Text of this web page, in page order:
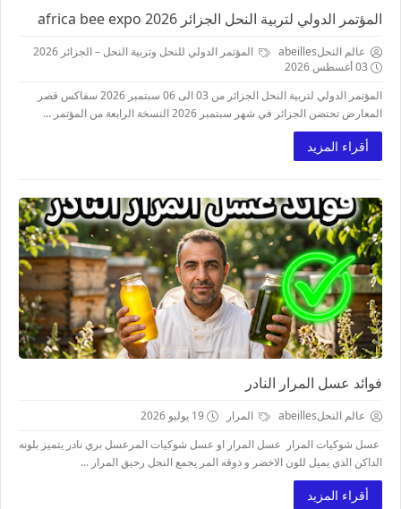
المؤتمر الدولي لتربية النحل الجزائر 2026 africa bee expo
عالم النحلabeilles
المؤتمر الدولي للنحل وتربية النحل – الجزائر 2026
03 أغسطس 2026
المؤتمر الدولي لتربية النحل الجزائر من 03 الى 06 سبتمبر 2026 سفاكس قصر
المعارض تحتضن الجزائر في شهر سبتمبر 2026 النسخة الرابعة من المؤتمر ...
أقراء المزيد
فوائد عسل المرار النادر
عالم النحلabeilles المرار
19 يوليو 2026
عسل شوكيات المرار عسل المرار او عسل شوكيات المرعسل بري نادر يتميز بلونه
الداكن الذي يميل للون الاخضر و ذوقه المر يجمع النحل رحيق المرار ...
أقراء المزيد